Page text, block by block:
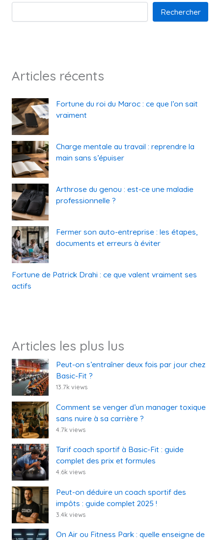
Rechercher
Articles récents
Fortune du roi du Maroc : ce que l’on sait
vraiment
Charge mentale au travail : reprendre la
main sans s’épuiser
Arthrose du genou : est-ce une maladie
professionnelle ?
Fermer son auto-entreprise : les étapes,
documents et erreurs à éviter
Fortune de Patrick Drahi : ce que valent vraiment ses
actifs
Articles les plus lus
Peut-on s’entraîner deux fois par jour chez
Basic-Fit ?
13.7k views
Comment se venger d’un manager toxique
sans nuire à sa carrière ?
4.7k views
Tarif coach sportif à Basic-Fit : guide
complet des prix et formules
4.6k views
Peut-on déduire un coach sportif des
impôts : guide complet 2025 !
3.4k views
On Air ou Fitness Park : quelle enseigne de